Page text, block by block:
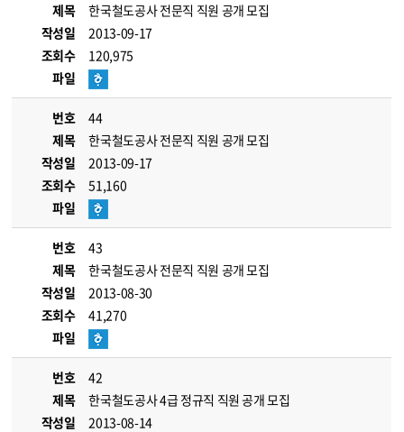
제목
한국철도공사 전문직 직원 공개 모집
작성일
2013-09-17
조회수
120,975
파일
번호
44
제목
한국철도공사 전문직 직원 공개 모집
작성일
2013-09-17
조회수
51,160
파일
번호
43
제목
한국철도공사 전문직 직원 공개 모집
작성일
2013-08-30
조회수
41,270
파일
번호
42
제목
한국철도공사 4급 정규직 직원 공개 모집
작성일
2013-08-14